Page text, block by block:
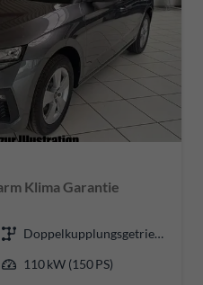
Klima Garantie
Doppelkupplungsgetriebe (DSG)
110 kW (150 PS)